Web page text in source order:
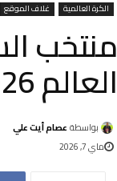
الكرة العالمية غلاف الموقع
منتخب
العالم 2026
بواسطة عصام أيت علي
ماي 7, 2026